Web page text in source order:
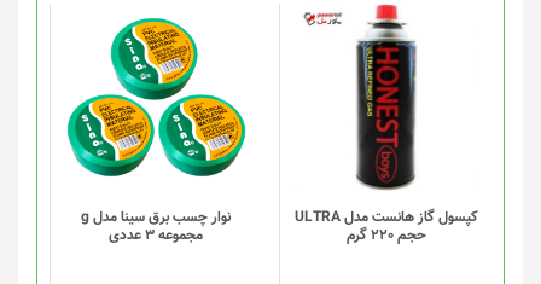
کپسول گاز هانست مدل ULTRA
حجم 220 گرم
نوار چسب برق سینا مدل g
مجموعه 3 عددی